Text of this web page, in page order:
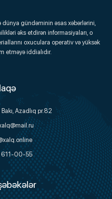
gündəminin əsas xəbərlərini,
əks etdirən informasiyaları, o
oxuculara operativ və yüksək
etməyə iddialıdır.
Azadlıq pr.82
00-55